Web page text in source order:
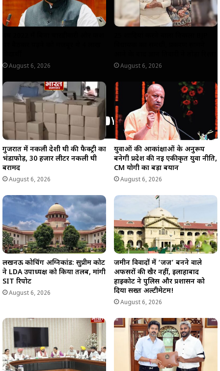
August 6, 2026 August 6, 2026
गुजरात में नकली देशी घी की फैक्ट्री का
भंडाफोड़, 30 हजार लीटर नकली घी
बरामद
August 6, 2026
युवाओं की आकांक्षाओं के अनुरूप
बनेगी प्रदेश की नई एकीकृत युवा नीति,
CM योगी का बड़ा बयान
August 6, 2026
लखनऊ कोचिंग अग्निकांड: सुप्रीम कोर्ट
ने LDA उपाध्यक्ष को किया तलब, मांगी
SIT रिपोर्ट
August 6, 2026
जमीन विवादों में ‘जज’ बनने वाले
अफसरों की खैर नहीं, इलाहाबाद
हाईकोर्ट ने पुलिस और प्रशासन को
दिया सख्त अल्टीमेटम!
August 6, 2026